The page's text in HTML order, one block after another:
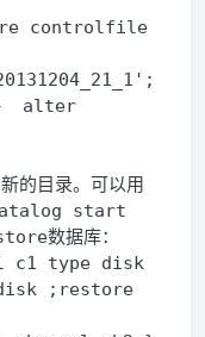
controlfile
alter
的目录。可以用
catalog start
数据库：
c1 type disk
;restore